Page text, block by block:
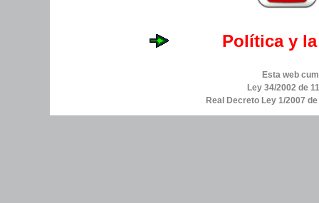
Política y
Esta web
Ley 34/2002 de
Real Decreto Ley 1/2007